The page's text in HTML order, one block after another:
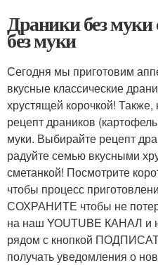
Драники без
без муки
Сегодня мы приготовим
вкусные классические
хрустящей корочкой!
рецепт драников
муки. Выбирайте рецепт
радуйте семью вкусными
сметанкой! Посмотрите
чтобы процесс
СОХРАНИТЕ чтобы не
на наш YOUTUBE КАНАЛ
рядом с кнопкой
получать уведомления о